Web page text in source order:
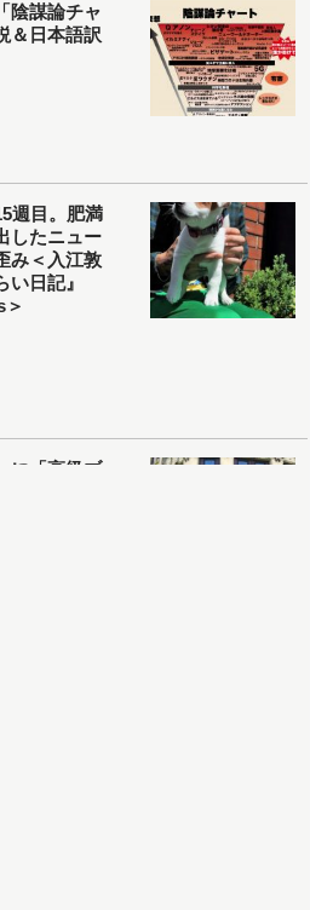
陰謀論チャ
＆日本語訳
週目。肥満
したニュー
み＜入江敦
い日記』
に「高級ブ